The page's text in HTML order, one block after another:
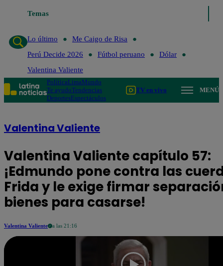
Temas
Lo último
Me Caigo de Risa
Perú Decide 2026
Fútbol peruano
Dólar
Valentina Valiente
PolíticaLimaMundo
Te ayudoTendencias
DeportesEspectáculos
TV en vivo MENÚ
Valentina Valiente
Valentina Valiente capítulo 57:
¡Edmundo pone contra las
Frida y le exige firmar
bienes para casarse!
Valentina Valiente a las 21:16